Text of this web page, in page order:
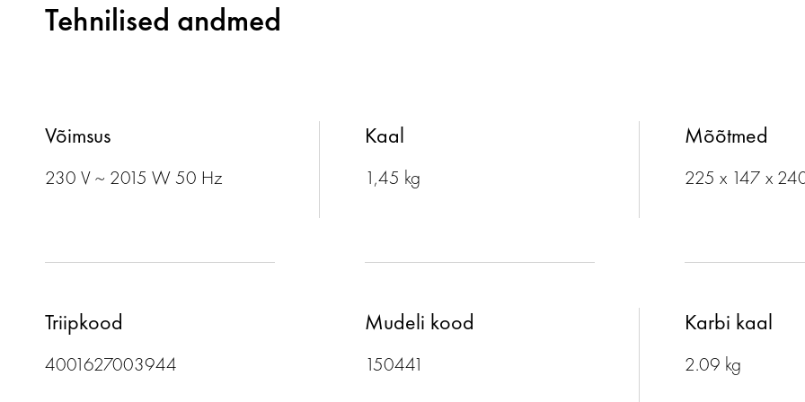
Tehnilised andmed
Võimsus
230 V ~ 2015 W 50 Hz
Kaal
1,45 kg
Mõõtmed
225 x 147 x
Triipkood
4001627003944
Mudeli kood
150441
Karbi kaal
2.09 kg